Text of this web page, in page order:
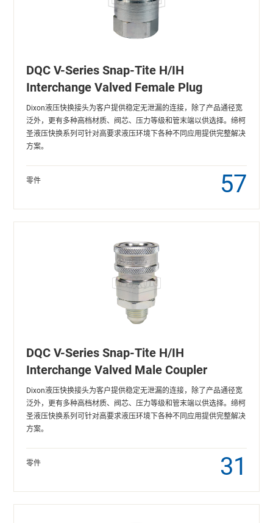
DQC V-Series Snap-Tite H/IH
Interchange Valved Female Plug
Dixon液压快换接头为客户提供稳定无泄漏的连接，除了产品通径宽
泛外，更有多种高档材质、阀芯、压力等级和管末端以供选择。缔柯
圣液压快换系列可针对高要求液压环境下各种不同应用提供完整解决
方案。
零件 57
DQC V-Series Snap-Tite H/IH
Interchange Valved Male Coupler
Dixon液压快换接头为客户提供稳定无泄漏的连接，除了产品通径宽
泛外，更有多种高档材质、阀芯、压力等级和管末端以供选择。缔柯
圣液压快换系列可针对高要求液压环境下各种不同应用提供完整解决
方案。
零件 31